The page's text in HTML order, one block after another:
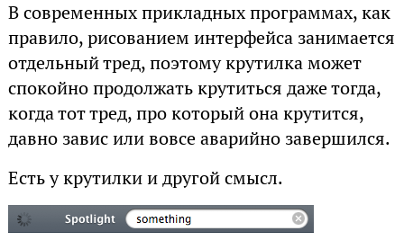
В современных прикладных программах, как
правило, рисованием интерфейса занимается
отдельный тред, поэтому крутилка может
спокойно продолжать крутиться даже тогда,
когда тот тред, про который она крутится,
давно завис или вовсе аварийно завершился.
Есть у крутилки и другой смысл.